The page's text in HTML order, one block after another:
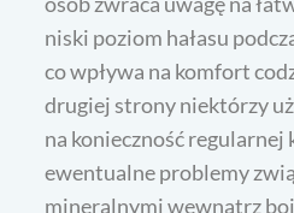
niski poziom hałasu
co wpływa na komfort
drugiej strony niektórzy
na konieczność regularnej
ewentualne problemy
mineralnymi wewnątrz